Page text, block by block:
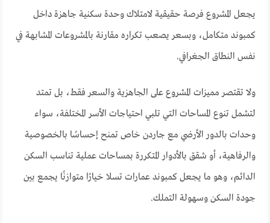
يجعل المشروع فرصة حقيقية لامتلاك وحدة سكنية جاهزة داخل
كمبوند متكامل، وبسعر يصعب تكراره مقارنة بالمشروعات المشابهة في
نفس النطاق الجغرافي.
ولا تقتصر مميزات المشروع على الجاهزية والسعر فقط، بل تمتد
لتشمل تنوع المساحات التي تلبي احتياجات الأسر المختلفة، سواء
وحدات بالدور الأرضي مع جاردن خاص تمنح إحساسًا بالخصوصية
والرفاهية، أو شقق بالأدوار المتكررة بمساحات عملية تناسب السكن
الدائم، وهو ما يجعل كمبوند عمارات تسلا خيارًا متوازنًا يجمع بين
جودة السكن وسهولة التملك.